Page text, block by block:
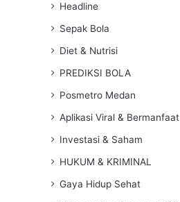
Headline
Sepak Bola
Diet & Nutrisi
PREDIKSI BOLA
Posmetro Medan
Aplikasi Viral & Bermanfaat
Investasi & Saham
HUKUM & KRIMINAL
Gaya Hidup Sehat